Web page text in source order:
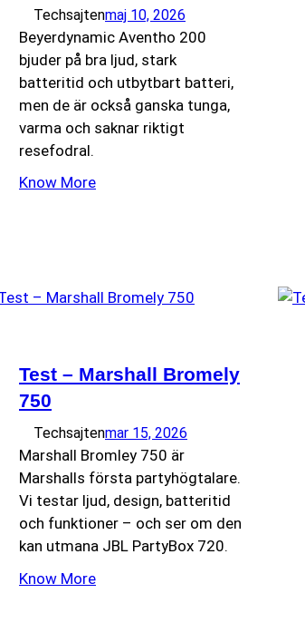
Techsajtenmaj 10, 2026
Beyerdynamic Aventho 200
bjuder på bra ljud, stark
batteritid och utbytbart batteri,
men de är också ganska tunga,
varma och saknar riktigt
resefodral.
Know More
Test – Marshall Bromely
750
Techsajtenmar 15, 2026
Marshall Bromley 750 är
Marshalls första partyhögtalare.
Vi testar ljud, design, batteritid
och funktioner – och ser om den
kan utmana JBL PartyBox 720.
Know More